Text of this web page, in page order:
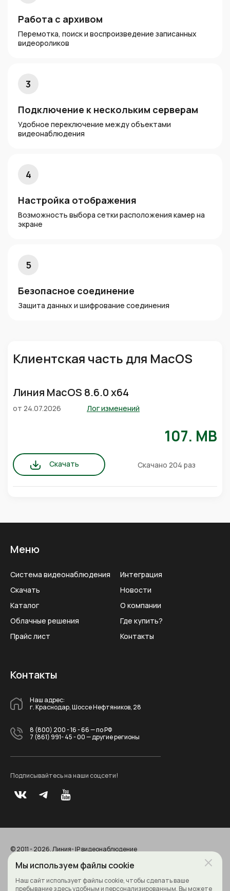
Работа с архивом
Перемотка, поиск и воспроизведение записанных
видеороликов
3
Подключение к нескольким серверам
Удобное переключение между объектами
видеонаблюдения
4
Настройка отображения
Возможность выбора сетки расположения камер на
экране
5
Безопасное соединение
Защита данных и шифрование соединения
Клиентская часть для MacOS
Линия MacOS 8.6.0 x64
от 24.07.2026 Лог изменений
107. MB
Скачано 204 раз
Скачать
Контакты
Наш адрес:
г. Краснодар, Шоссе Нефтяников, 28
8 (800) 200 - 16 - 66— по РФ
7 (861) 991- 45 - 00— другие регионы
Подписывайтесь на наши соцсети!
Меню
Система видеонаблюдения
Скачать
Каталог
Облачные решения
Прайс лист
Интеграция
Новости
О компании
Где купить?
Контакты
© 2011 - 2026. Линия- IP видеонаблюдение
Все права защищены
Политика конфиденциальности
Мы используем файлы cookie
Наш сайт использует файлы cookie, чтобы сделать ваше
пребывание здесь удобным и персонализированным. Вы можете